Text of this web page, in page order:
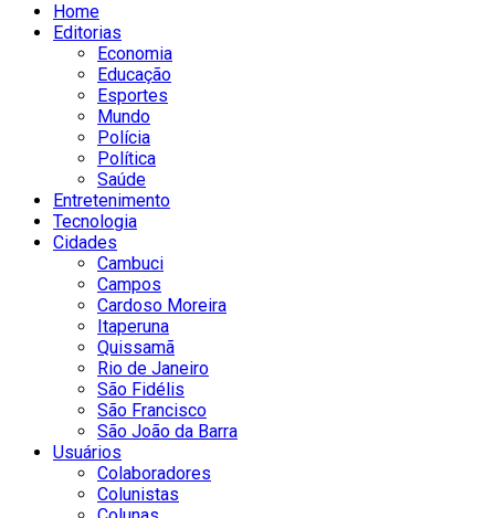
Home
Editorias
Economia
Educação
Esportes
Mundo
Polícia
Política
Saúde
Entretenimento
Tecnologia
Cidades
Cambuci
Campos
Cardoso Moreira
Itaperuna
Quissamã
Rio de Janeiro
São Fidélis
São Francisco
São João da Barra
Usuários
Colaboradores
Colunistas